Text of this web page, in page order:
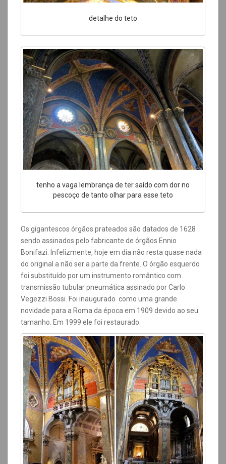
detalhe do teto
tenho a vaga lembrança de ter saído com dor no
pescoço de tanto olhar para esse teto
Os gigantescos órgãos prateados são datados de 1628
sendo assinados pelo fabricante de órgãos Ennio
Bonifazi. Infelizmente, hoje em dia não resta quase nada
do original a não ser a parte da frente. O órgão esquerdo
foi substituído por um instrumento romântico com
transmissão tubular pneumática assinado por Carlo
Vegezzi Bossi. Foi inaugurado como uma grande
novidade para a Roma da época em 1909 devido ao seu
tamanho. Em 1999 ele foi restaurado.